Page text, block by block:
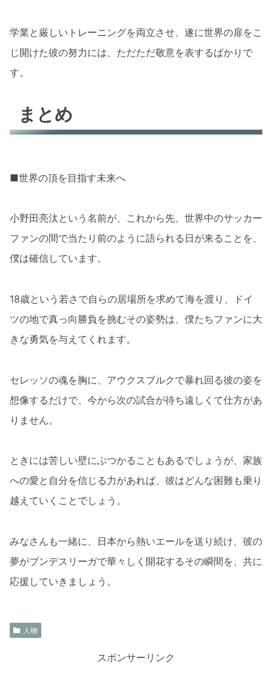
学業と厳しいトレーニングを両立させ、遂に世界の扉をこ
じ開けた彼の努力には、ただただ敬意を表するばかりで
す。
まとめ
■世界の頂を目指す未来へ
小野田亮汰という名前が、これから先、世界中のサッカー
ファンの間で当たり前のように語られる日が来ることを、
僕は確信しています。
18歳という若さで自らの居場所を求めて海を渡り、ドイ
ツの地で真っ向勝負を挑むその姿勢は、僕たちファンに大
きな勇気を与えてくれます。
セレッソの魂を胸に、アウクスブルクで暴れ回る彼の姿を
想像するだけで、今から次の試合が待ち遠しくて仕方があ
りません。
ときには苦しい壁にぶつかることもあるでしょうが、家族
への愛と自分を信じる力があれば、彼はどんな困難も乗り
越えていくことでしょう。
みなさんも一緒に、日本から熱いエールを送り続け、彼の
夢がブンデスリーガで華々しく開花するその瞬間を、共に
応援していきましょう。
人物
スポンサーリンク